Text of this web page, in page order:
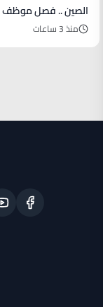
الصين .. فصل موظف رفض دعوة أمّه لحفل زفافه بسبب مظهرها
منذ 3 ساعات